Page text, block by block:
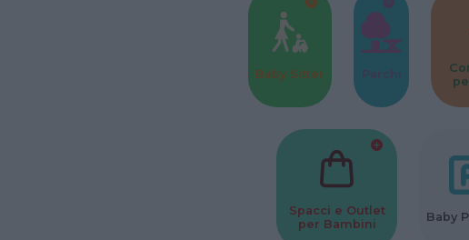
Baby Sitter Parchi
Spacci e Outlet
per Bambini
Baby